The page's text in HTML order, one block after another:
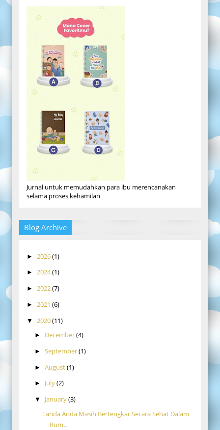
Jurnal untuk memudahkan para ibu merencanakan
selama proses kehamilan
Blog Archive
► 2026(1)
► 2024(1)
► 2022(7)
► 2021 (6)
▼ 2020(11)
► December(4)
► September(1)
► August(1)
► July(2)
▼ January(3)
Tanda Anda Masih Bertengkar Secara Sehat Dalam
Rum...